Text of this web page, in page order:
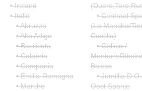
• Ireland
• Italië
• Abruzzo
• Alto Adige
• Basilicata
• Calabria
• Campania
• Emilia-Romagna
• Marche
• Centraal
(La Mancha/
Castilla)
• Galicia /
Baixas
• Jumillia
Oost Spanje